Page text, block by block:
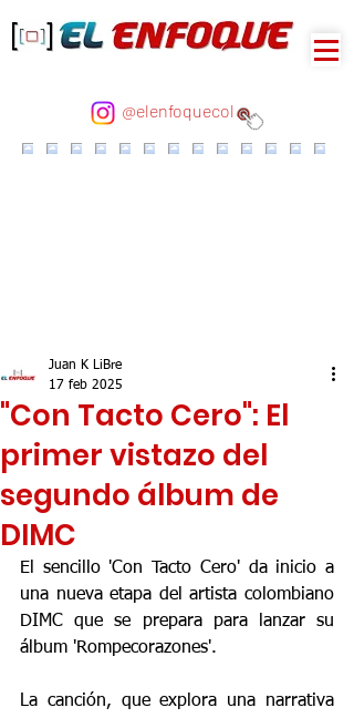
@elenfoquecol
"Con Tacto Cero": El
primer vistazo del
segundo álbum de
DIMC
Juan K LiBre
17 feb 2025
El sencillo 'Con Tacto Cero' da inicio a
una nueva etapa del artista colombiano
DIMC que se prepara para lanzar su
álbum 'Rompecorazones'.
La canción, que explora una narrativa